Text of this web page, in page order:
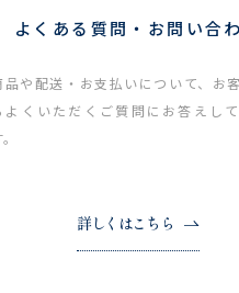
よくある質問・お問い合
品や配送・お支払いについて、お
よくいただくご質問にお答えし
詳しくはこちら